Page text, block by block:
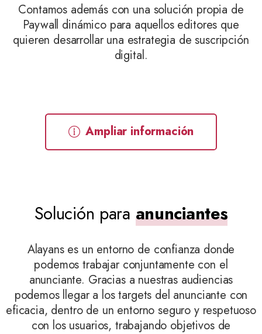
Contamos además con una solución propia de
Paywall dinámico para aquellos editores que
quieren desarrollar una estrategia de suscripción
digital.
Ampliar información
Solución para anunciantes
Alayans es un entorno de confianza donde
podemos trabajar conjuntamente con el
anunciante. Gracias a nuestras audiencias
podemos llegar a los targets del anunciante con
eficacia, dentro de un entorno seguro y respetuoso
con los usuarios, trabajando objetivos de